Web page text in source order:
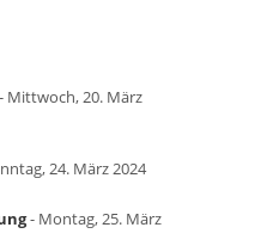
Mittwoch, 20. März
24. März 2024
- Montag, 25. März